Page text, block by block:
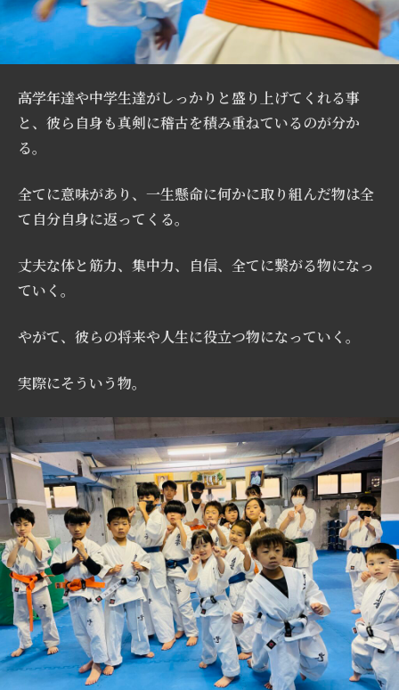
高学年達や中学生達がしっかりと盛り上げてくれる事
と、彼ら自身も真剣に稽古を積み重ねているのが分か
る。
全てに意味があり、一生懸命に何かに取り組んだ物は全
て自分自身に返ってくる。
丈夫な体と筋力、集中力、自信、全てに繋がる物になっ
ていく。
やがて、彼らの将来や人生に役立つ物になっていく。
実際にそういう物。